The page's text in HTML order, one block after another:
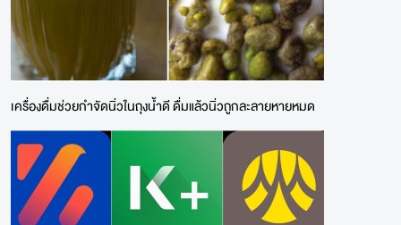
เครื่องดื่มช่วยกำจัดนิ่วในถุงน้ำดี ดื่มแล้วนิ่วถูกละลายหายหมด